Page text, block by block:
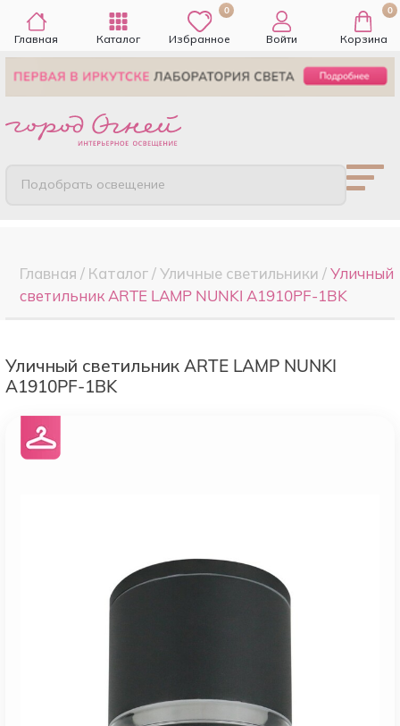
Главная Каталог
0
Избранное Войти
0
Корзина
Подобрать освещение
Главная / Каталог/Уличные светильники /Уличный
светильник ARTE LAMP NUNKI A1910PF-1BK
Уличный светильник ARTE LAMP NUNKI
A1910PF-1BK